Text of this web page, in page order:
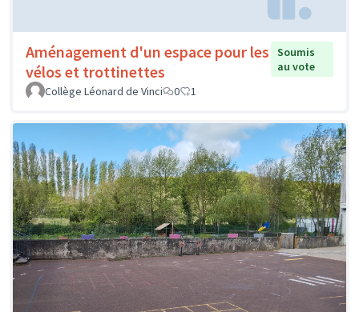
Aménagement d'un espace pour les
vélos et trottinettes
Soumis
au vote
Collège Léonard de Vinci
0 1